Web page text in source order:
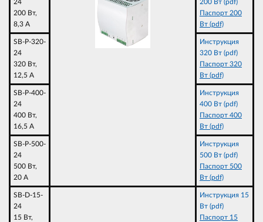
24
200 Вт,
8,3 A
200 Вт (pdf)
Паспорт 200
Вт (pdf)
SB-P-320-
24
320 Вт,
12,5 A
Инструкция
320 Вт (pdf)
Паспорт 320
Вт (pdf)
SB-P-400-
24
400 Вт,
16,5 A
Инструкция
400 Вт (pdf)
Паспорт 400
Вт (pdf)
SB-P-500-
24
500 Вт,
20 A
Инструкция
500 Вт (pdf)
Паспорт 500
Вт (pdf)
SB-D-15-
24
15 Вт,
Инструкция 15
Вт (pdf)
Паспорт 15